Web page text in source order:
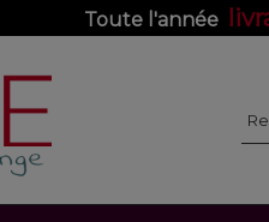
Toute l'année